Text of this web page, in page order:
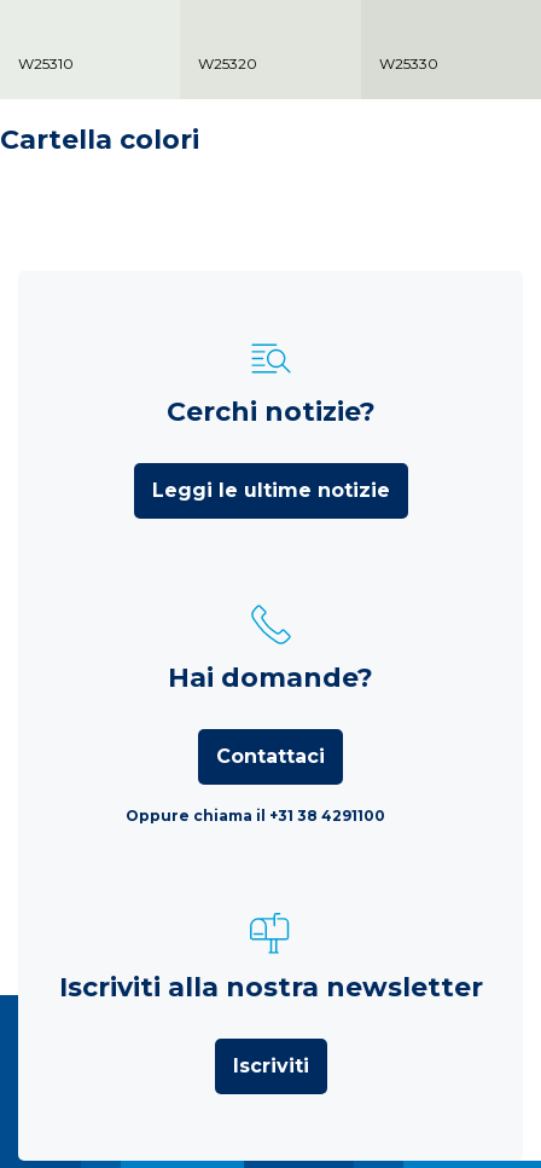
W25310 W25320 W25330
Cartella colori
Cerchi notizie?
Leggi le ultime notizie
Hai domande?
Contattaci
Oppure chiama il +31 38 4291100
Iscriviti alla nostra newsletter
Iscriviti